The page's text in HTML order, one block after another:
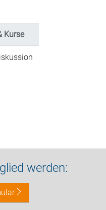
Kurse
werden: